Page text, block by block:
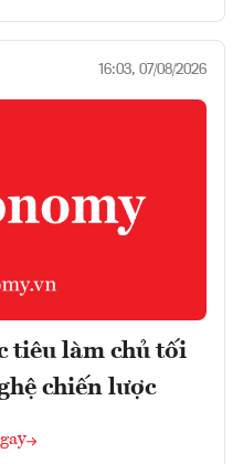
16:03, 07/08/2026
tiêu làm chủ tối
chiến lược